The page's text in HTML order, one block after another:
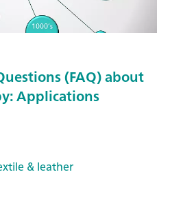
(FAQ) about
Applications
& leather